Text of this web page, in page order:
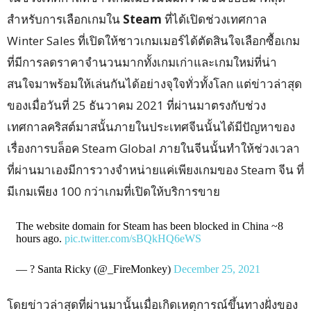
สำหรับการเลือกเกมใน Steam ที่ได้เปิดช่วงเทศกาล
Winter Sales ที่เปิดให้ชาวเกมเมอร์ได้ตัดสินใจเลือกซื้อเกม
ที่มีการลดราคาจำนวนมากทั้งเกมเก่าและเกมใหม่ที่น่า
สนใจมาพร้อมให้เล่นกันได้อย่างจุใจทั่วทั้งโลก แต่ข่าวล่าสุด
ของเมื่อวันที่ 25 ธันวาคม 2021 ที่ผ่านมาตรงกับช่วง
เทศกาลคริสต์มาสนั้นภายในประเทศจีนนั้นได้มีปัญหาของ
เรื่องการบล็อค Steam Global ภายในจีนนั้นทำให้ช่วงเวลา
ที่ผ่านมาเองมีการวางจำหน่ายแค่เพียงเกมของ Steam จีน ที่
มีเกมเพียง 100 กว่าเกมที่เปิดให้บริการขาย
The website domain for Steam has been blocked in China ~8
hours ago. pic.twitter.com/sBQkHQ6eWS
— ? Santa Ricky (@_FireMonkey) December 25, 2021
โดยข่าวล่าสุดที่ผ่านมานั้นเมื่อเกิดเหตุการณ์ขึ้นทางฝั่งของ